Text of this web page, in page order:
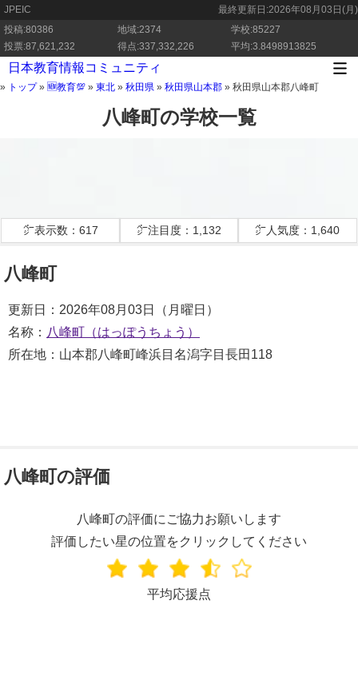
JPEIC 最終更新日:2026年08月03日(月)
投稿:80386
地域:2374
学校:85227
投票:87,621,232
得点:337,332,226 平均:3.8498913825
日本教育情報コミュニティ
» トップ» 🆕教育💯 » 東北 » 秋田県 » 秋田県山本郡 » 秋田県山本郡八峰町
八峰町の学校一覧
㌻表示数：617 ㌻注目度：1,132 ㌻人気度：1,640
八峰町
更新日：2026年08月03日（月曜日）
名称： 八峰町（はっぽうちょう）
所在地：山本郡八峰町峰浜目名潟字目長田118
八峰町の評価
八峰町の評価にご協力お願いします
評価したい星の位置をクリックしてください
平均応援点